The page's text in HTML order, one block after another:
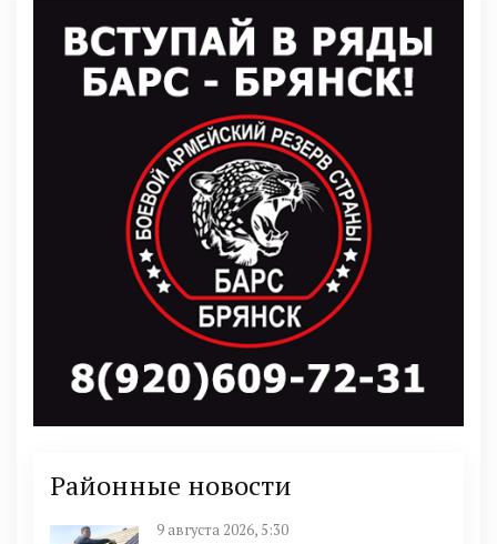
Районные новости
9 августа 2026, 5:30